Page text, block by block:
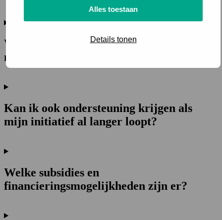
Alles toestaan
Details tonen
Welke ondersteuning kan ik krijgen voor
mijn initiatief?
Kan ik ook ondersteuning krijgen als
mijn initiatief al langer loopt?
Welke subsidies en
financieringsmogelijkheden zijn er?